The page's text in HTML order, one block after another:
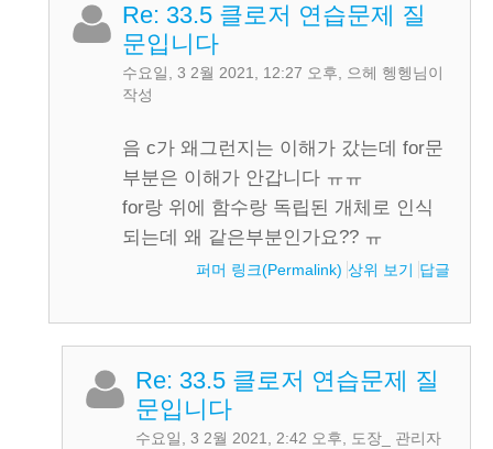
Re: 33.5 클로저 연습문제 질
문입니다
수요일, 3 2월 2021, 12:27 오후 으헤 헹헹님이
작성
음 c가 왜그런지는 이해가 갔는데 for문
부분은 이해가 안갑니다 ㅠㅠ
for랑 위에 함수랑 독립된 개체로 인식
되는데 왜 같은부분인가요?? ㅠ
퍼머 링크(Permalink) 상위 보기 답글
Re: 33.5 클로저 연습문제 질
문입니다
수요일, 3 2월 2021, 2:42 오후 도장_ 관리자